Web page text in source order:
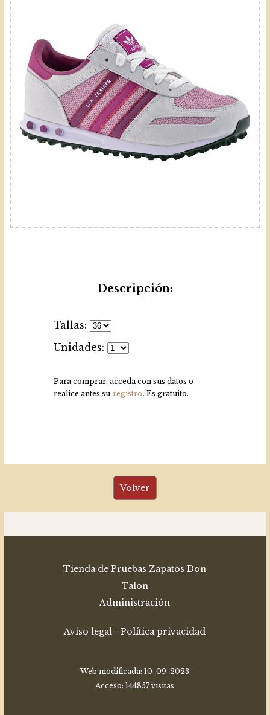
Descripción:
Tallas:
Unidades:
Para comprar, acceda con sus datos o
realice antes su registro . Es gratuito.
Tienda de Pruebas Zapatos Don
Talon
Administración
Aviso legal -Política privacidad
Web modificada:10-09-2023
Acceso: 144857 visitas